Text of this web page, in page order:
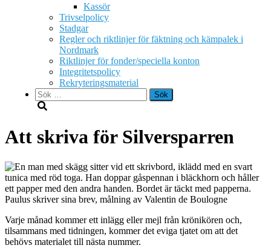
Kassör
Trivselpolicy
Stadgar
Regler och riktlinjer för fäktning och kämpalek i
Nordmark
Riktlinjer för fonder/speciella konton
Integritetspolicy
Rekryteringsmaterial
Sök
efter:
Att skriva för Silversparren
Paulus skriver sina brev, målning av Valentin de Boulogne
Varje månad kommer ett inlägg eller mejl från krönikören och,
tilsammans med tidningen, kommer det eviga tjatet om att det
behövs materialet till nästa nummer.